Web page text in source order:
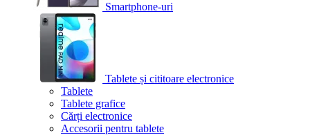
Smartphone-uri
Tablete și cititoare electronice
Tablete
Tablete grafice
Cărți electronice
Accesorii pentru tablete